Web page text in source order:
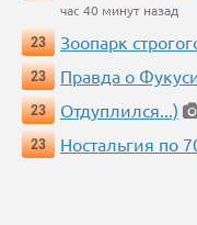
час 40 минут назад
23
Зоопарк
23
Правда о
23
Отдуплился...)
23
Ностальгия по